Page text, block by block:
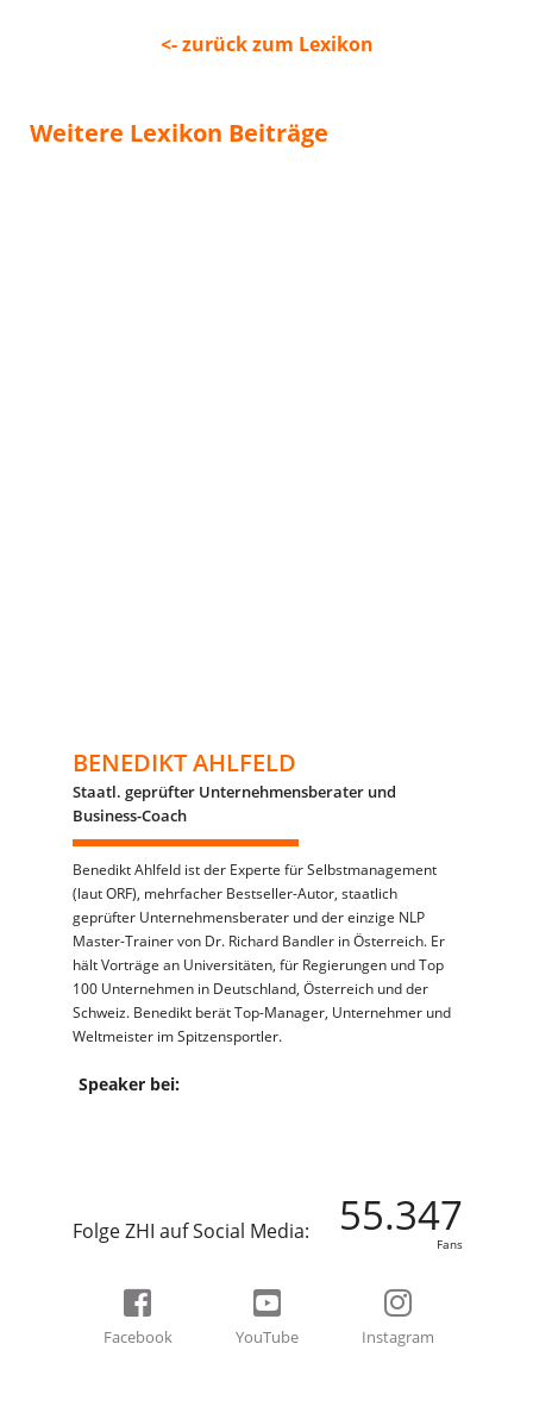
<- zurück zum Lexikon
Weitere Lexikon Beiträge
BENEDIKT AHLFELD
Staatl. geprüfter Unternehmensberater und
Business-Coach
Benedikt Ahlfeld ist der Experte für Selbstmanagement
(laut ORF), mehrfacher Bestseller-Autor, staatlich
geprüfter Unternehmensberater und der einzige NLP
Master-Trainer von Dr. Richard Bandler in Österreich. Er
hält Vorträge an Universitäten, für Regierungen und Top
100 Unternehmen in Deutschland, Österreich und der
Schweiz. Benedikt berät Top-Manager, Unternehmer und
Weltmeister im Spitzensportler.
Speaker bei:
Folge ZHI auf Social Media: 55.347
Fans
Facebook YouTube Instagram